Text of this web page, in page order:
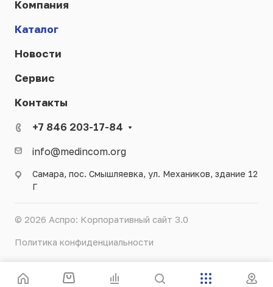
Компания
Каталог
Новости
Сервис
Контакты
+7 846 203-17-84
info@medincom.org
Самара, пос. Смышляевка, ул. Механиков, здание 12
Г
© 2026 Аспро: Корпоративный сайт 3.0
Политика конфиденциальности